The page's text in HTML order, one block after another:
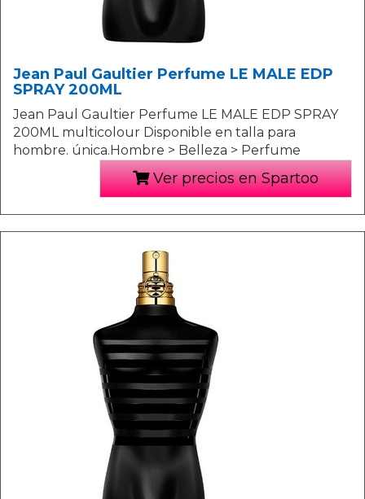
Jean Paul Gaultier Perfume LE MALE EDP
SPRAY 200ML
Jean Paul Gaultier Perfume LE MALE EDP SPRAY
200ML multicolour Disponible en talla para
hombre. única.Hombre > Belleza > Perfume
Ver precios en Spartoo